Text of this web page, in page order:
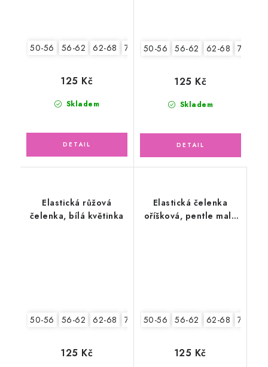
50-56 56-62 62-68 74-86
Skladem
125 Kč
50-56 56-62 62-68 74-86
Skladem
125 Kč
Elastická růžová
čelenka, bílá květinka
50-56 56-62 62-68 74-86
125 Kč
Elastická čelenka
oříšková, pentle malá
50-56 56-62 62-68 74-86
125 Kč